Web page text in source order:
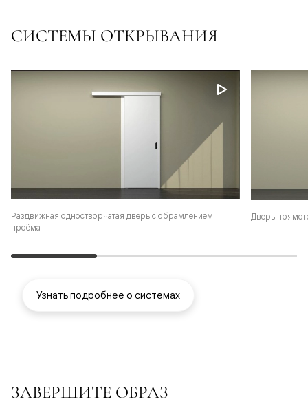
СИСТЕМЫ ОТКРЫВАНИЯ
Раздвижная одностворчатая дверь с обрамлением
проёма
Дверь
Узнать подробнее о системах
ЗАВЕРШИТЕ ОБРАЗ